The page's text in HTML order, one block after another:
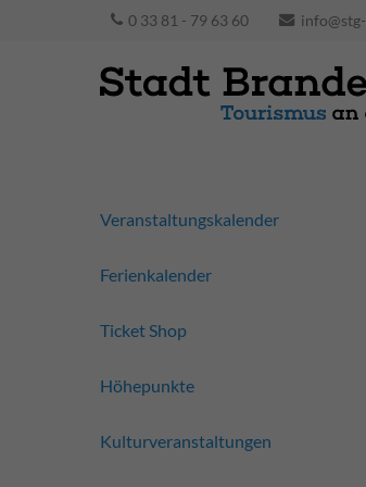
0 33 81 - 79 63 60
Veranstaltungskalender
Ferienkalender
Ticket Shop
Höhepunkte
Kulturveranstaltungen